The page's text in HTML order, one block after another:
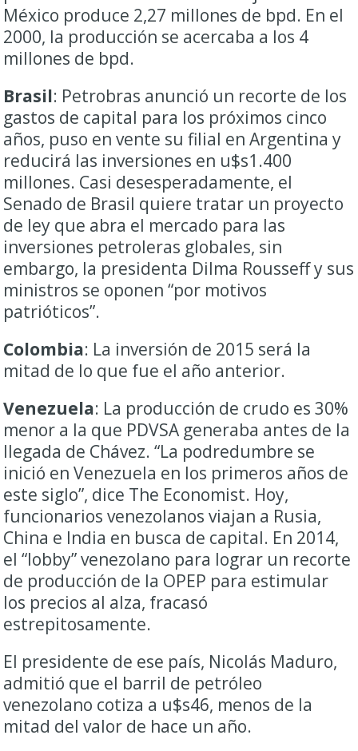
México produce 2,27 millones de bpd. En el
2000, la producción se acercaba a los 4
millones de bpd.
Brasil: Petrobras anunció un recorte de los
gastos de capital para los próximos cinco
años, puso en vente su filial en Argentina y
reducirá las inversiones en u$s1.400
millones. Casi desesperadamente, el
Senado de Brasil quiere tratar un proyecto
de ley que abra el mercado para las
inversiones petroleras globales, sin
embargo, la presidenta Dilma Rousseff y sus
ministros se oponen “por motivos
patrióticos”.
Colombia: La inversión de 2015 será la
mitad de lo que fue el año anterior.
Venezuela: La producción de crudo es 30%
menor a la que PDVSA generaba antes de la
llegada de Chávez. “La podredumbre se
inició en Venezuela en los primeros años de
este siglo”, dice The Economist. Hoy,
funcionarios venezolanos viajan a Rusia,
China e India en busca de capital. En 2014,
el “lobby” venezolano para lograr un recorte
de producción de la OPEP para estimular
los precios al alza, fracasó
estrepitosamente.
El presidente de ese país, Nicolás Maduro,
admitió que el barril de petróleo
venezolano cotiza a u$s46, menos de la
mitad del valor de hace un año.